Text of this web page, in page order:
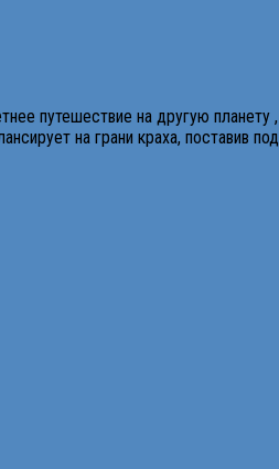
путешествие на другую планету ,
на грани краха, поставив под